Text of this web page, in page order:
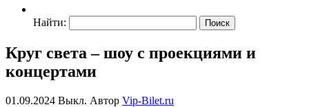
Найти:
Круг света – шоу с проекциями и
концертами
01.09.2024 Выкл. Автор Vip-Bilet.ru